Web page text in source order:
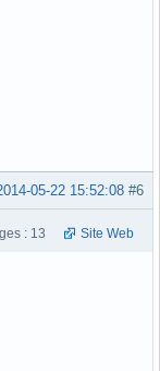
#6
05-22 15:52:08
: 13 Site Web